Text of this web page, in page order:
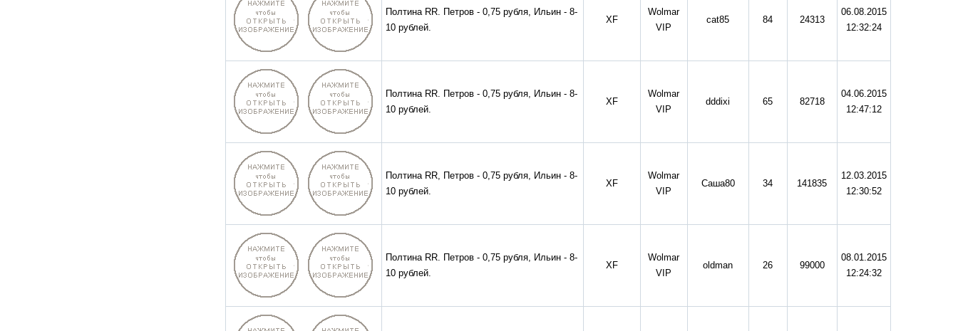
Полтина RR. Петров - 0,75 рубля, Ильин - 8-
10 рублей.
XF
Wolmar
VIP
cat85 84 24313
06.08.2015
12:32:24
Полтина RR. Петров - 0,75 рубля, Ильин - 8-
10 рублей.
XF
Wolmar
VIP
dddixi 65 82718
04.06.2015
12:47:12
Полтина RR, Петров - 0,75 рубля, Ильин - 8-
10 рублей.
XF
Wolmar
VIP
Саша80 34 141835
12.03.2015
12:30:52
Полтина RR. Петров - 0,75 рубля, Ильин - 8-
10 рублей.
XF
Wolmar
VIP
oldman 26 99000
08.01.2015
12:24:32